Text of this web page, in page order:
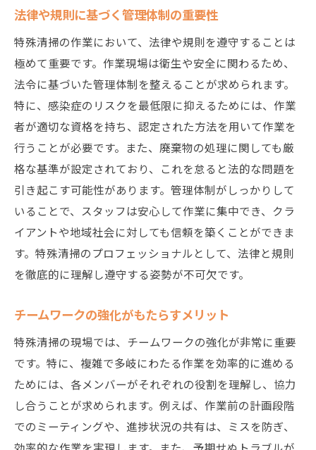
遺族との信頼関係の構築
迅速化がカギ特殊清掃作業を効率的に進める方
法
現場調査の重要性と手法
作業計画の立案と実践
最新技術の導入事例
時間管理のテクニック
作業後の改善点の洗い出し
現場で役立つ知識と技術特殊清掃のプロから学
ぶ
業界のベストプラクティス
トラブルシューティングのスキル
経験に基づくノウハウの共有
教育研修の効果的な方法
M・K・サービスが教える特殊清掃で求められる
心得
法律や規則に基づく管理体制の重要性
特殊清掃の作業において、法律や規則を遵守することは
極めて重要です。作業現場は衛生や安全に関わるため、
法令に基づいた管理体制を整えることが求められます。
特に、感染症のリスクを最低限に抑えるためには、作業
者が適切な資格を持ち、認定された方法を用いて作業を
行うことが必要です。また、廃棄物の処理に関しても厳
格な基準が設定されており、これを怠ると法的な問題を
引き起こす可能性があります。管理体制がしっかりして
いることで、スタッフは安心して作業に集中でき、クラ
イアントや地域社会に対しても信頼を築くことができま
す。特殊清掃のプロフェッショナルとして、法律と規則
を徹底的に理解し遵守する姿勢が不可欠です。
チームワークの強化がもたらすメリット
特殊清掃の現場では、チームワークの強化が非常に重要
です。特に、複雑で多岐にわたる作業を効率的に進める
ためには、各メンバーがそれぞれの役割を理解し、協力
し合うことが求められます。例えば、作業前の計画段階
でのミーティングや、進捗状況の共有は、ミスを防ぎ、